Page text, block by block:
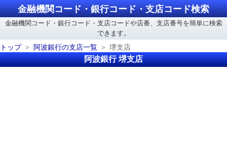
金融機関コード・銀行コード・支店コード検索
金融機関コード・銀行コード・支店コードや店番、支店番号を簡単に検索
できます。
トップ
阿波銀行の支店一覧 堺支店
阿波銀行 堺支店